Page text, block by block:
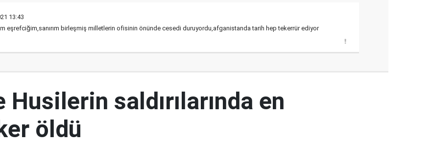
13:43
eşrefciğim,sanırım birleşmiş milletlerin ofisinin önünde cesedi duruyordu,afganistanda tarih hep tekerrür ediyor
Husilerin saldırılarında en
öldü